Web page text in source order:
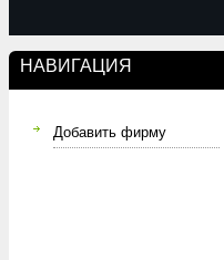
НАВИГАЦИЯ
Добавить фирму